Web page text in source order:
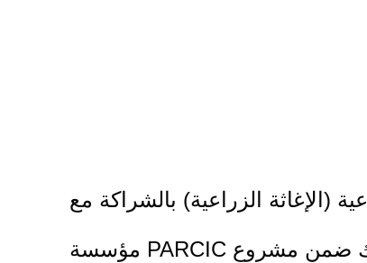
(الإغاثة الزراعية) بالشراكة مع
مؤسسة PARCIC تنفيذ عملية توزيع 1632 طردًا غذائيًا جافًا في محافظتي الوسطى وخانيونس، وذلك ضمن مشروع